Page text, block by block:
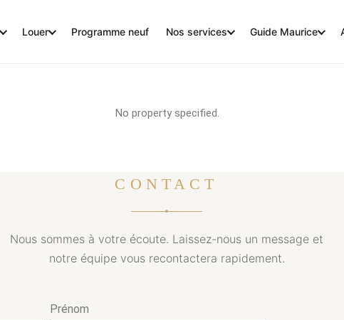
Louer Programme neuf Nos services Guide Maurice
No property specified.
CONTACT
Nous sommes à votre écoute. Laissez-nous un message et
notre équipe vous recontactera rapidement.
Prénom